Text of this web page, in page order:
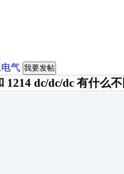
气 我要发帖
1214 dc/dc/dc 有什么